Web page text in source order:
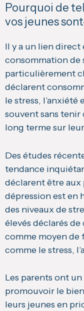
Pourquoi de
vos jeunes
Il y a un lien direct
consommation de
particulièrement
déclarent
le stress, l’anxiété
souvent sans
long terme sur
Des études
tendance
déclarent être aux
dépression est en
des niveaux de
élevés déclarés
comme moyen de
comme le stress,
Les parents ont
promouvoir le
leurs jeunes en